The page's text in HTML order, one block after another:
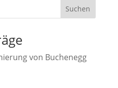
Suchen
von Buchenegg